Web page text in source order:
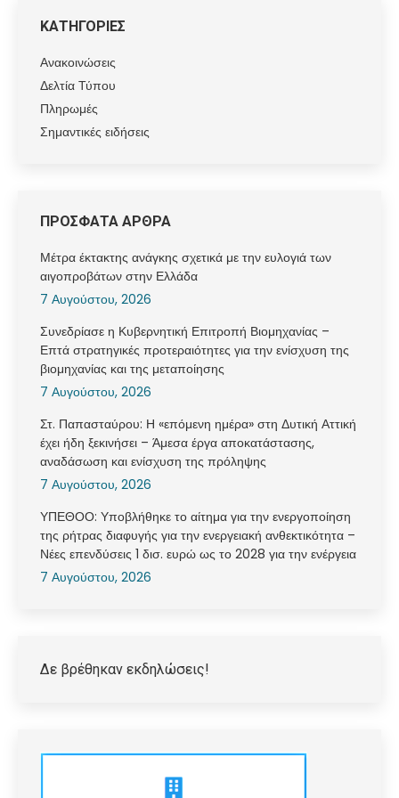
ΚΑΤΗΓΟΡΙΕΣ
Ανακοινώσεις
Δελτία Τύπου
Πληρωμές
Σημαντικές ειδήσεις
ΠΡΟΣΦΑΤΑ ΑΡΘΡΑ
Μέτρα έκτακτης ανάγκης σχετικά με την ευλογιά των
αιγοπροβάτων στην Ελλάδα
7 Αυγούστου, 2026
Συνεδρίασε η Κυβερνητική Επιτροπή Βιομηχανίας –
Επτά στρατηγικές προτεραιότητες για την ενίσχυση της
βιομηχανίας και της μεταποίησης
7 Αυγούστου, 2026
Στ. Παπασταύρου: Η «επόμενη ημέρα» στη Δυτική Αττική
έχει ήδη ξεκινήσει – Άμεσα έργα αποκατάστασης,
αναδάσωση και ενίσχυση της πρόληψης
7 Αυγούστου, 2026
ΥΠΕΘΟΟ: Υποβλήθηκε το αίτημα για την ενεργοποίηση
της ρήτρας διαφυγής για την ενεργειακή ανθεκτικότητα –
Νέες επενδύσεις 1 δισ. ευρώ ως το 2028 για την ενέργεια
7 Αυγούστου, 2026
Δε βρέθηκαν εκδηλώσεις!